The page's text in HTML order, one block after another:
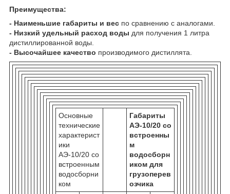
Преимущества:
- Наименьшие габариты и вес по сравнению с аналогами.
- Низкий удельный расход воды для получения 1 литра
дистиллированной воды.
- Высочайшее качество производимого дистиллята.
Основные
технические
характерист
ики
АЭ-10/20 со
встроенным
водосборни
ком
Габариты
АЭ-10/20 со
встроенны
м
водосборн
иком для
грузоперев
озчика